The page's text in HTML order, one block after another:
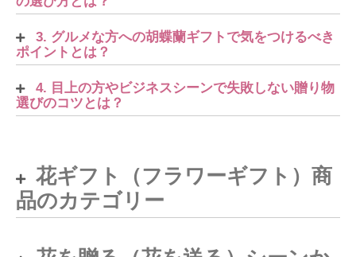
3. グルメな方への胡蝶蘭ギフトで気をつけるべき
ポイントとは？
4. 目上の方やビジネスシーンで失敗しない贈り物
選びのコツとは？
花ギフト（フラワーギフト）商
品のカテゴリー